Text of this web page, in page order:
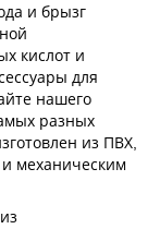
и брызг
кислот и
для
нашего
разных
из ПВХ,
механическим